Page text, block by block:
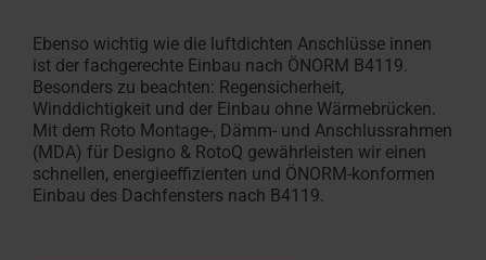
Ebenso wichtig wie die luftdichten Anschlüsse innen
ist der fachgerechte Einbau nach ÖNORM B4119.
Besonders zu beachten: Regensicherheit,
Winddichtigkeit und der Einbau ohne Wärmebrücken.
Mit dem Roto Montage-, Dämm- und Anschlussrahmen
(MDA) für Designo & RotoQ gewährleisten wir einen
schnellen, energieeffizienten und ÖNORM-konformen
Einbau des Dachfensters nach B4119.